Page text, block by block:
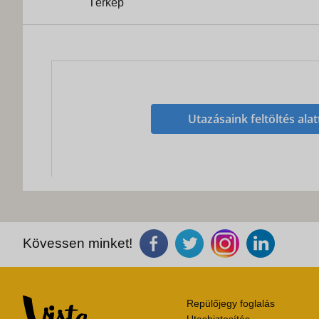
Térkép
Utazásaink feltöltés
Kövessen minket!
Repülőjegy foglalás